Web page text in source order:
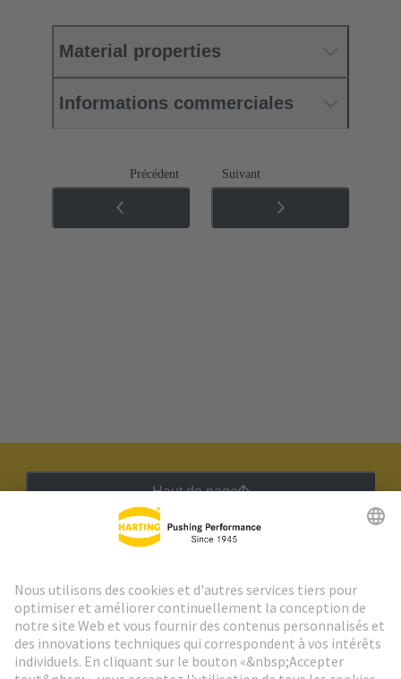
Material properties
Informations commerciales
Précédent Suivant
Haut de page
Aller à l'inscription